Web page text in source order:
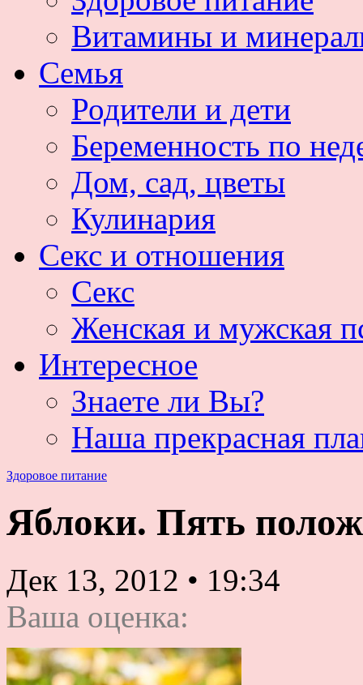
Витамины и
Семья
Родители и дети
Беременность по
Дом, сад, цветы
Кулинария
Секс и отношения
Секс
Женская и мужская
Интересное
Знаете ли Вы?
Наша прекрасная
Здоровое питание
Яблоки. Пять
Дек 13, 2012 • 19:34
Ваша оценка: